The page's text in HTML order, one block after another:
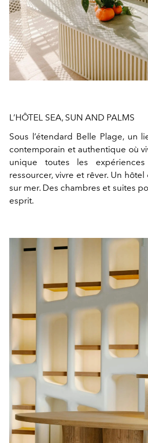
L’HÔTEL SEA, SUN AND PALMS
Sous l’étendard Belle Plage, un
contemporain et authentique où
unique toutes les
ressourcer, vivre et rêver. Un hôtel
sur mer. Des chambres et suites
esprit.